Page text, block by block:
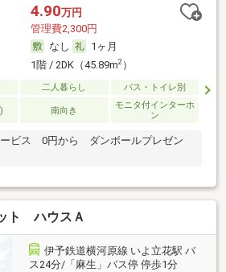
4.90万円
管理費2,300円
なし
1ヶ月
1階 / 2DK（45.89m2）
二人暮らし バス・トイレ別
南向き
モニタ付インターホ
ン
ービス 0円から ダンボールプレゼン
ト ハウスＡ
伊予鉄道横河原線 いよ立花駅 バ
ス24分/「麻生」バス停 停歩1分